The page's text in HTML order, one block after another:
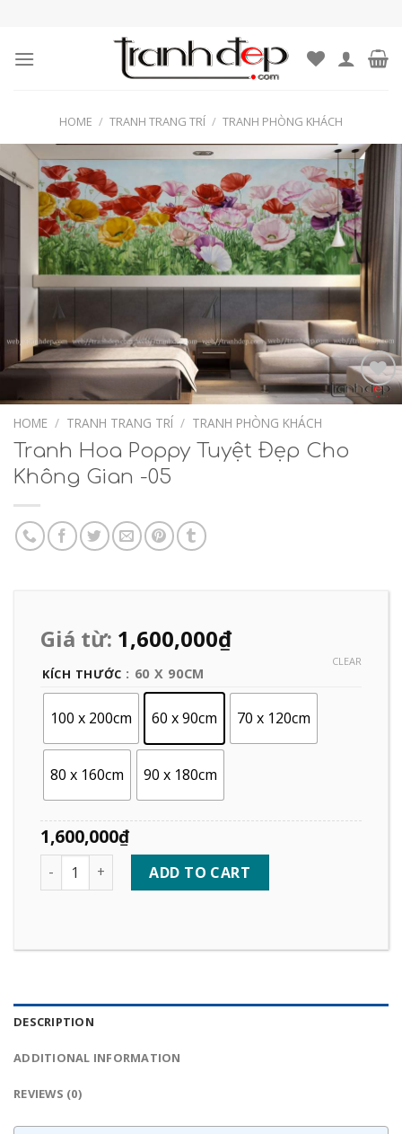
content
HOME / TRANH TRANG TRÍ / TRANH PHÒNG KHÁCH
Add to
HOME / TRANH TRANG TRÍ / TRANH PHÒNG KHÁCH
Tranh Hoa Poppy Tuyệt Đẹp Cho
Không Gian -05
Giá từ: 1,600,000₫
KÍCH THƯỚC : 60 X 90CM
100 x 200cm 60 x 90cm 70 x 120cm
80 x 160cm 90 x 180cm
CLEAR
1,600,000₫
Quantity ADD TO CART
DESCRIPTION
ADDITIONAL INFORMATION
REVIEWS (0)